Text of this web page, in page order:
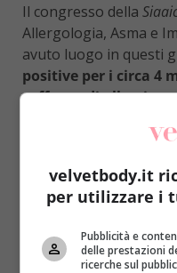
Il congresso della
Allergologia, Asma e
avuto luogo in questi
positive per i circa 4
soffrono di allergia
per arrivare, infatti,
stato approvato in 11
effetti dovrebbero
cento di crisi
Lo studio che
velvetbody.it
per utilizzare i
Pubblicità e
delle prestazioni
ricerche sul